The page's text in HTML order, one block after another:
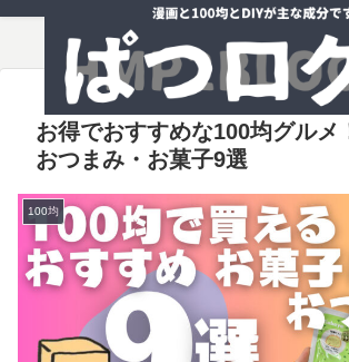
お得でおすすめな100均グルメ
おつまみ・お菓子9選
100均